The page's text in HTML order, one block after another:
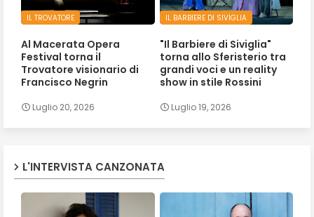
IL TROVATORE
Al Macerata Opera
Festival torna il
Trovatore visionario di
Francisco Negrin
Luglio 20, 2026
IL BARBIERE DI SIVIGLIA
"Il Barbiere di Siviglia"
torna allo Sferisterio tra
grandi voci e un reality
show in stile Rossini
Luglio 19, 2026
L'INTERVISTA CANZONATA